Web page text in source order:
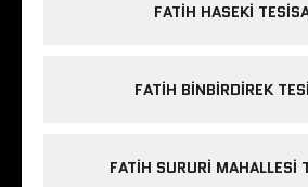
FATIH HASEKI
FATIH BINBIRDIREK
FATIH SURURI MAHALLESI